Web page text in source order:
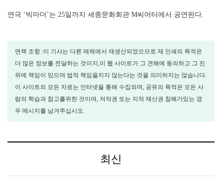
연극 ‘빅마더’는 25일까지 세종문화회관 M씨어터에서 공연된다.
면책 조항 :이 기사는 다른 매체에서 재생산되었으므로 재 인쇄의 목적은
더 많은 정보를 전달하는 것이지,이 웹 사이트가 그 견해에 동의하고 그 진
위에 책임이 있으며 법적 책임을지지 않는다는 것을 의미하지는 않습니다.
이 사이트의 모든 자료는 인터넷을 통해 수집되며, 공유의 목적은 모든 사
람의 학습과 참고를위한 것이며, 저작권 또는 지적 재산권 침해가있는 경
우 메시지를 남겨주십시오.
최신